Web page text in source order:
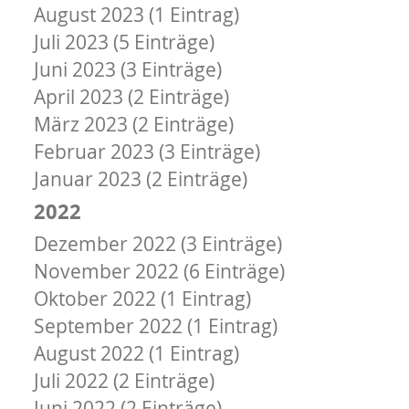
August 2023 (1 Eintrag)
Juli 2023 (5 Einträge)
Juni 2023 (3 Einträge)
April 2023 (2 Einträge)
März 2023 (2 Einträge)
Februar 2023 (3 Einträge)
Januar 2023 (2 Einträge)
2022
Dezember 2022 (3 Einträge)
November 2022 (6 Einträge)
Oktober 2022 (1 Eintrag)
September 2022 (1 Eintrag)
August 2022 (1 Eintrag)
Juli 2022 (2 Einträge)